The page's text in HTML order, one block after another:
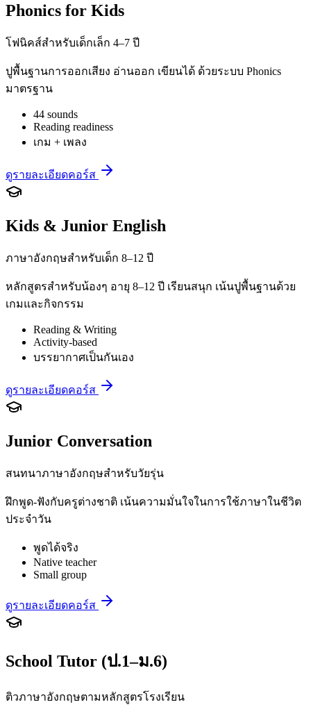
Phonics for Kids
โฟนิคส์สำหรับเด็กเล็ก 4–7 ปี
ปูพื้นฐานการออกเสียง อ่านออก เขียนได้ ด้วยระบบ Phonics
มาตรฐาน
44 sounds
Reading readiness
เกม + เพลง
ดูรายละเอียดคอร์ส
Kids & Junior English
ภาษาอังกฤษสำหรับเด็ก 8–12 ปี
หลักสูตรสำหรับน้องๆ อายุ 8–12 ปี เรียนสนุก เน้นปูพื้นฐานด้วย
เกมและกิจกรรม
Reading & Writing
Activity-based
บรรยากาศเป็นกันเอง
ดูรายละเอียดคอร์ส
Junior Conversation
สนทนาภาษาอังกฤษสำหรับวัยรุ่น
ฝึกพูด-ฟังกับครูต่างชาติ เน้นความมั่นใจในการใช้ภาษาในชีวิต
ประจำวัน
พูดได้จริง
Native teacher
Small group
ดูรายละเอียดคอร์ส
School Tutor (ป.1–ม.6)
ติวภาษาอังกฤษตามหลักสูตรโรงเรียน